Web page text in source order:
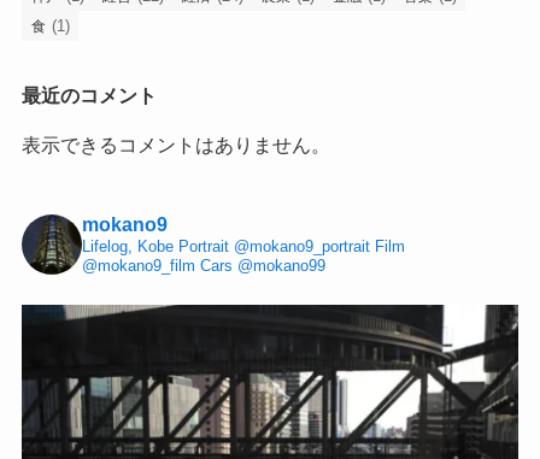
食 (1)
最近のコメント
表示できるコメントはありません。
mokano9
Lifelog, KobePortrait @mokano9_portraitFilm
@mokano9_film Cars @mokano99